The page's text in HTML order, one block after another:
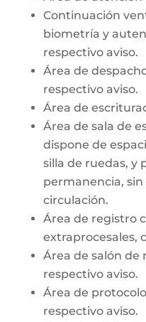
Continuación
biometría y
respectivo aviso.
Área de
respectivo aviso.
Área de
Área de sala de
dispone de
silla de ruedas, y
permanencia,
circulación.
Área de registro
extraprocesales,
Área de salón de
respectivo aviso.
Área de
respectivo aviso.